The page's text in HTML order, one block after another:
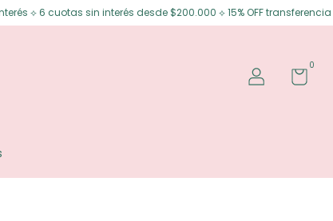
desde $200.000 ⟡ 15% OFF transferencia Envíos gratis
0